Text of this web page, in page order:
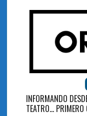
INFORMANDO
TEATRO...